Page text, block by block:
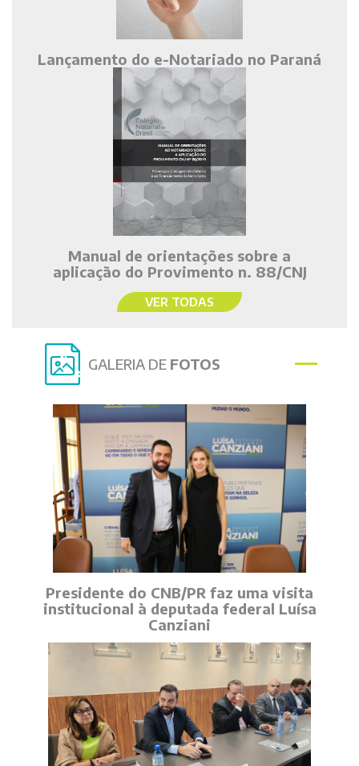
Lançamento do e-Notariado no Paraná
Manual de orientações sobre a
aplicação do Provimento n. 88/CNJ
VER TODAS
GALERIA DE FOTOS
Presidente do CNB/PR faz uma visita
institucional à deputada federal Luísa
Canziani